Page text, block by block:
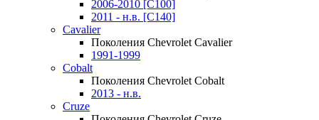
2006-2010 [C100]
2011 - н.в. [C140]
Cavalier
Поколения Chevrolet Cavalier
1991-1999
Cobalt
Поколения Chevrolet Cobalt
2013 - н.в.
Cruze